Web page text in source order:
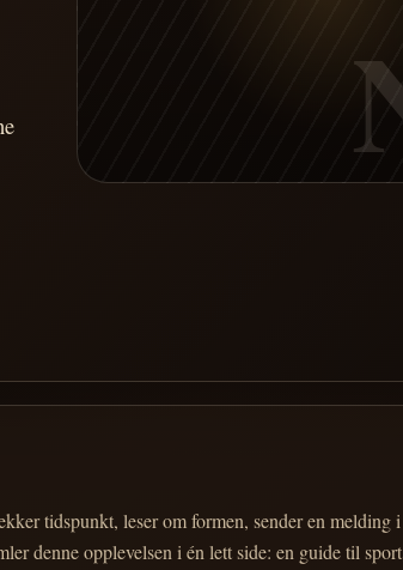
tidspunkt, leser om formen, sender en melding
denne opplevelsen i én lett side: en guide til